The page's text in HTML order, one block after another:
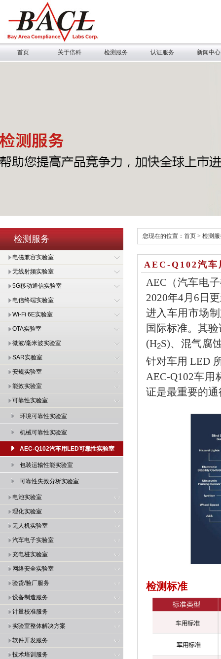
首页 关于倍科 检测服务 认证服务 新闻中心
检测服务
电磁兼容实验室
无线射频实验室
5G移动通信实验室
电信终端实验室
Wi-Fi 6E实验室
OTA实验室
微波/毫米波实验室
SAR实验室
安规实验室
能效实验室
可靠性实验室
环境可靠性实验室
机械可靠性实验室
AEC-Q102汽车用LED可靠性实验室
包装运输性能实验室
可靠性失效分析实验室
电池实验室
理化实验室
无人机实验室
汽车电子实验室
充电桩实验室
网络安全实验室
验货/验厂服务
设备制造服务
计量校准服务
实验室整体解决方案
软件开发服务
技术培训服务
您现在的位置： 首页 > 检测
AEC-Q102汽车
AEC（汽车电
2020年4月6日
进入车用市场
国际标准。其
(H2S)、混气腐
针对车用 LED
AEC-Q102车
证是最重要的
检测标准